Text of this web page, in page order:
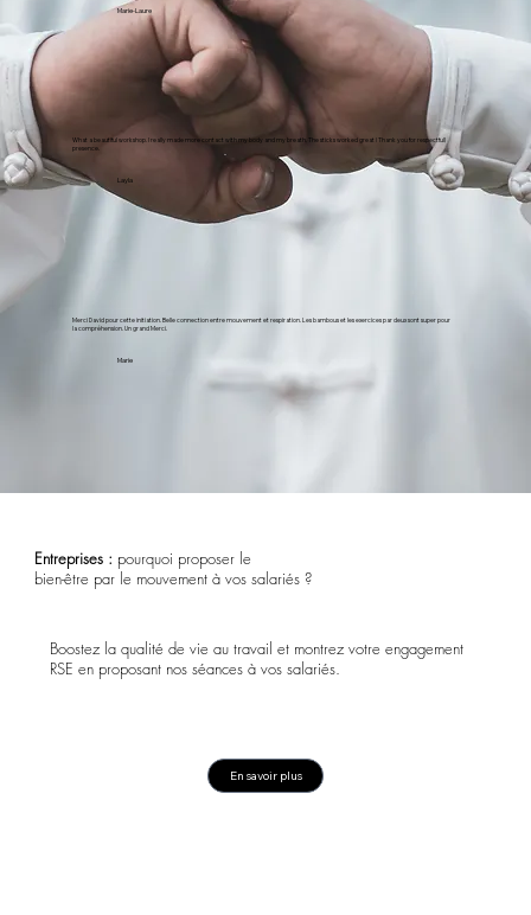
Marie-Laure
What a beautiful workshop. I really made more contact with my body and my breath. The sticks worked great ! Thank you for respectfull
presence.
Layla
Merci David pour cette initiation. Belle connection entre mouvement et respiration. Les bambous et les exercices par deux sont super pour
la compréhension. Un grand Merci.
Marie
Entreprises : pourquoi proposer le
bien-être par le mouvement à vos salariés ?
Boostez la qualité de vie au travail et montrez votre engagement
RSE en proposant nos séances à vos salariés.
En savoir plus